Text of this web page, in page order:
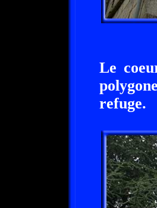
Le
refuge.